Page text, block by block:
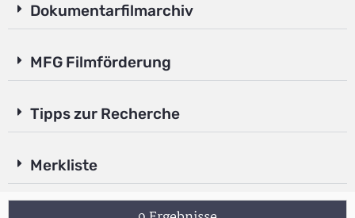
Dokumentarfilmarchiv
MFG Filmförderung
Tipps zur Recherche
Merkliste